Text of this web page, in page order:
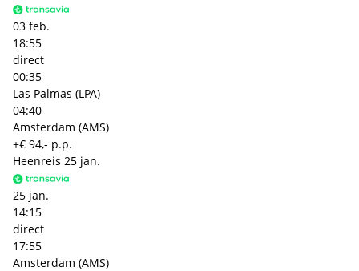
03 feb.
18:55
direct
00:35
Las Palmas (LPA)
04:40
Amsterdam (AMS)
+€ 94,- p.p.
Heenreis 25 jan.
25 jan.
14:15
direct
17:55
Amsterdam (AMS)